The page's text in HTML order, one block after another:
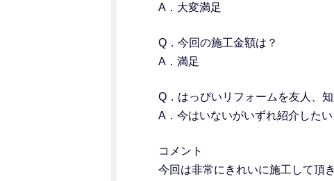
A．大変満足
Q．今回の施工金額は？
A．満足
Q．はっぴいリフォームを友人、
A．今はいないがいずれ紹介したい
コメント
今回は非常にきれいに施工して頂